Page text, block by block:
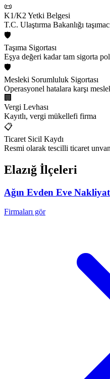
📜
K1/K2 Yetki Belgesi
T.C. Ulaştırma Bakanlığı
🛡️
Taşıma Sigortası
Eşya değeri kadar tam sigorta
🛡️
Mesleki Sorumluluk Sigortası
Operasyonel hatalara karşı
🏢
Vergi Levhası
Kayıtlı, vergi mükellefi firma
📋
Ticaret Sicil Kaydı
Resmi olarak tescilli ticaret
Elazığ İlçeleri
Ağın Evden Eve Nakliyat
Firmaları gör